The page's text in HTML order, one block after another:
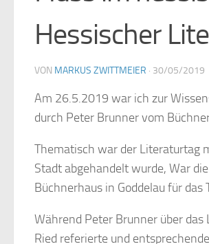
Hessischer
VON MARKUS ZWITTMEIER · 30/05/2019
Am 26.5.2019 war ich zur
durch Peter Brunner vom
Thematisch war der Literaturtag
Stadt abgehandelt wurde, War
Büchnerhaus in Goddelau für
Während Peter Brunner über
Ried referierte und